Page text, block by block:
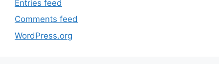
Entries feed
Comments feed
WordPress.org